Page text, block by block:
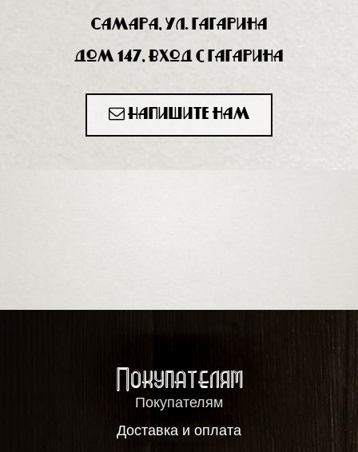
Самара, ул. Гагарина
дом 147, вход с Гагарина
Напишите нам
Покупателям
Покупателям
Доставка и оплата